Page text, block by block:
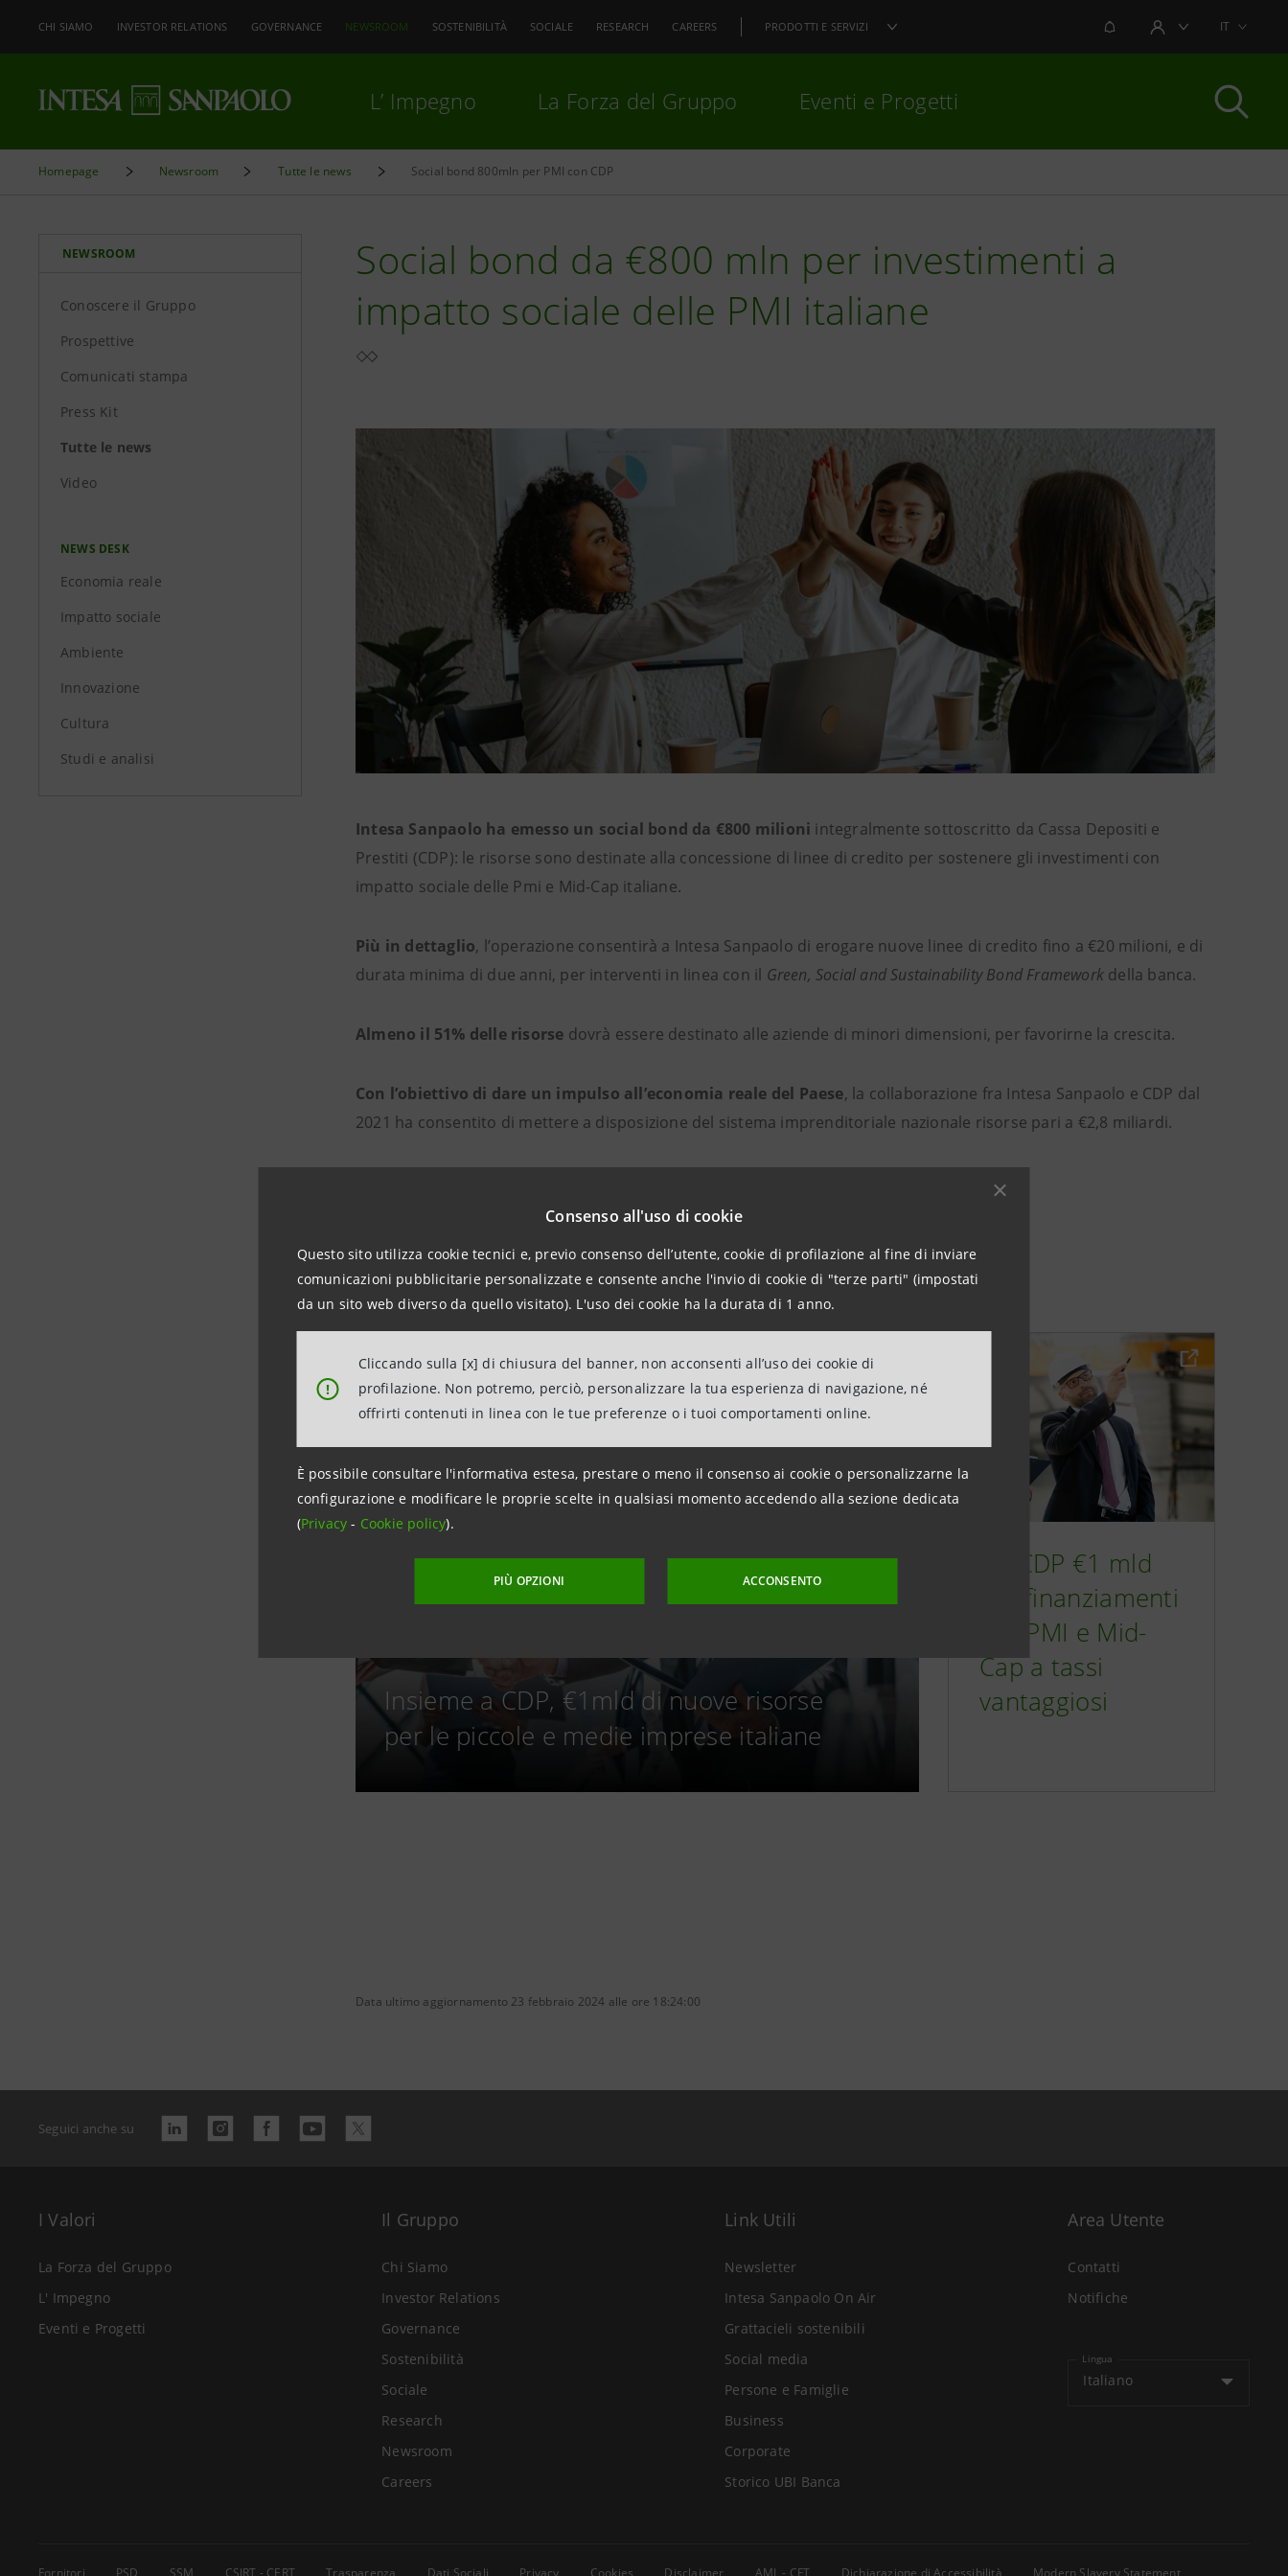
Consenso all'uso di cookie
Questo sito utilizza cookie tecnici e, previo consenso dell’utente, cookie di profilazione al fine di inviare
comunicazioni pubblicitarie personalizzate e consente anche l'invio di cookie di "terze parti" (impostati
da un sito web diverso da quello visitato). L'uso dei cookie ha la durata di 1 anno.
!
Cliccando sulla [x] di chiusura del banner, non acconsenti all’uso dei cookie di
profilazione. Non potremo, perciò, personalizzare la tua esperienza di navigazione, né
offrirti contenuti in linea con le tue preferenze o i tuoi comportamenti online.
È possibile consultare l'informativa estesa, prestare o meno il consenso ai cookie o personalizzarne la
configurazione e modificare le proprie scelte in qualsiasi momento accedendo alla sezione dedicata
(Privacy- Cookie policy).
PIÙ OPZIONI ACCONSENTO
CHI SIAMO INVESTOR RELATIONS GOVERNANCE NEWSROOM SOSTENIBILITÀ SOCIALE RESEARCH CAREERS PRODOTTI E SERVIZI NOTIFICHEAREA UTENTEIT
L’ Impegno La Forza del Gruppo Eventi e Progetti
Homepage Newsroom Tutte le news Social bond 800mln per PMI con CDP
NEWSROOM
Conoscere il Gruppo
Prospettive
Comunicati stampa
Press Kit
Tutte le news
Video
NEWS DESK
Economia reale
Impatto sociale
Ambiente
Innovazione
Cultura
Studi e analisi
Social bond da €800 mln per investimenti a
impatto sociale delle PMI italiane
Intesa Sanpaolo ha emesso un social bond da €800 milioni integralmente sottoscritto da Cassa Depositi e
Prestiti (CDP): le risorse sono destinate alla concessione di linee di credito per sostenere gli investimenti con
impatto sociale delle Pmi e Mid-Cap italiane.
Più in dettaglio, l’operazione consentirà a Intesa Sanpaolo di erogare nuove linee di credito fino a €20 milioni, e di
durata minima di due anni, per interventi in linea con il Green, Social and Sustainability Bond Framework della banca.
Almeno il 51% delle risorse dovrà essere destinato alle aziende di minori dimensioni, per favorirne la crescita.
Con l’obiettivo di dare un impulso all’economia reale del Paese, la collaborazione fra Intesa Sanpaolo e CDP dal
2021 ha consentito di mettere a disposizione del sistema imprenditoriale nazionale risorse pari a €2,8 miliardi.
Insieme a CDP, €1mld di nuove risorse
per le piccole e medie imprese italiane
Da CDP €1 mld
per finanziamenti
alle PMI e Mid-
Cap a tassi
vantaggiosi
Data ultimo aggiornamento 23 febbraio 2024 alle ore 18:24:00
Seguici anche su
I Valori
La Forza del Gruppo
L' Impegno
Eventi e Progetti
Il Gruppo
Chi Siamo
Investor Relations
Governance
Sostenibilità
Sociale
Research
Newsroom
Careers
Link Utili
Newsletter
Intesa Sanpaolo On Air
Grattacieli sostenibili
Social media
Persone e Famiglie
Business
Corporate
Storico UBI Banca
Area Utente
Contatti
Notifiche
Lingua
Italiano
Fornitori PSD SSM CSIRT - CERT Trasparenza Dati Sociali Privacy Cookies Disclaimer AML - CFT Dichiarazione di Accessibilità Modern Slavery Statement